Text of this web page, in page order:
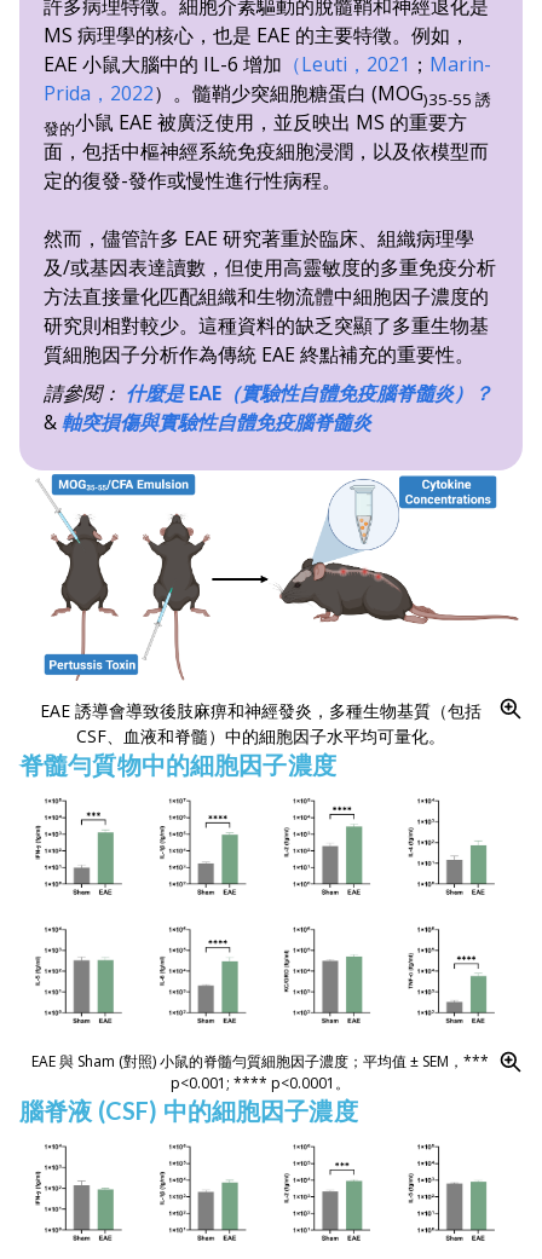
許多病理特徵。細胞介素驅動的脫髓鞘和神經退化是
MS 病理學的核心，也是 EAE 的主要特徵。例如，
EAE 小鼠大腦中的 IL-6 增加 （Leuti，2021 ； Marin-
Prida，2022）。髓鞘少突細胞糖蛋白 (MOG)35-55 誘
發的小鼠 EAE 被廣泛使用，並反映出 MS 的重要方
面，包括中樞神經系統免疫細胞浸潤，以及依模型而
定的復發-發作或慢性進行性病程。
然而，儘管許多 EAE 研究著重於臨床、組織病理學
及/或基因表達讀數，但使用高靈敏度的多重免疫分析
方法直接量化匹配組織和生物流體中細胞因子濃度的
研究則相對較少。這種資料的缺乏突顯了多重生物基
質細胞因子分析作為傳統 EAE 終點補充的重要性。
請參閱： 什麼是 EAE（實驗性自體免疫腦脊髓炎）？
&軸突損傷與實驗性自體免疫腦脊髓炎
EAE 誘導會導致後肢麻痹和神經發炎，多種生物基質（包括
CSF、血液和脊髓）中的細胞因子水平均可量化。
脊髓勻質物中的細胞因子濃度
EAE 與 Sham (對照) 小鼠的脊髓勻質細胞因子濃度；平均值 ± SEM，***
p<0.001; **** p<0.0001。
腦脊液 (CSF) 中的細胞因子濃度